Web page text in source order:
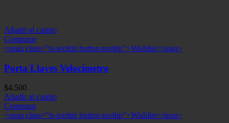
Añadir al carrito
Comparar
<span class="ts-tooltip button-tooltip">Wishlist</span>
Porta Llaves Velocímetro
$4.500
Añadir al carrito
Comparar
<span class="ts-tooltip button-tooltip">Wishlist</span>